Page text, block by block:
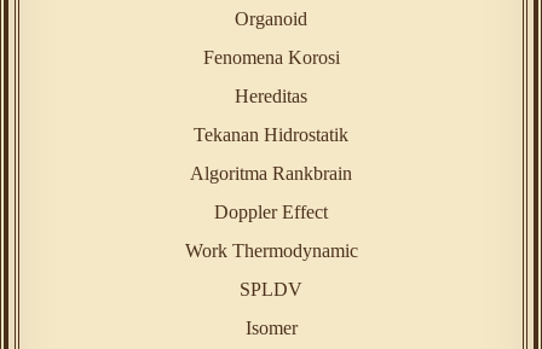
Organoid
Fenomena Korosi
Hereditas
Tekanan Hidrostatik
Algoritma Rankbrain
Doppler Effect
Work Thermodynamic
SPLDV
Isomer